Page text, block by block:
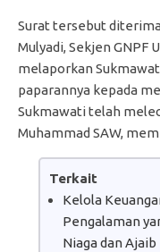
Surat tersebut
Mulyadi, Sekjen GNPF
melaporkan
paparannya kepada
Sukmawati telah
Muhammad SAW,
Terkait
Kelola
Pengalaman
Niaga dan Ajaib